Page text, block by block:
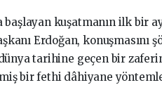
başlayan kuşatmanın ilk bir
Erdoğan, konuşmasını
tarihine geçen bir
bir fethi dâhiyane